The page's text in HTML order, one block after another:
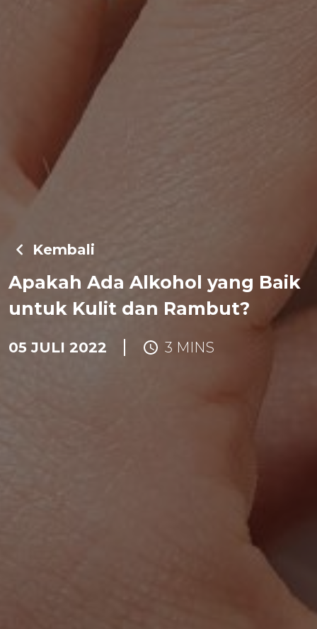
Kembali
Apakah Ada Alkohol yang Baik
untuk Kulit dan Rambut?
05 JULI 2022 3 MINS